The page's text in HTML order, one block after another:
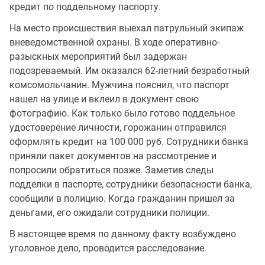
кредит по поддельному паспорту.
На место происшествия выехал патрульный экипаж
вневедомственной охраны. В ходе оперативно-
разыскных мероприятий был задержан
подозреваемый. Им оказался 62-летний безработный
комсомольчанин. Мужчина пояснил, что паспорт
нашел на улице и вклеил в документ свою
фотографию. Как только было готово поддельное
удостоверение личности, горожанин отправился
оформлять кредит на 100 000 руб. Сотрудники банка
приняли пакет документов на рассмотрение и
попросили обратиться позже. Заметив следы
подделки в паспорте, сотрудники безопасности банка,
сообщили в полицию. Когда гражданин пришел за
деньгами, его ожидали сотрудники полиции.
В настоящее время по данному факту возбуждено
уголовное дело, проводится расследование.